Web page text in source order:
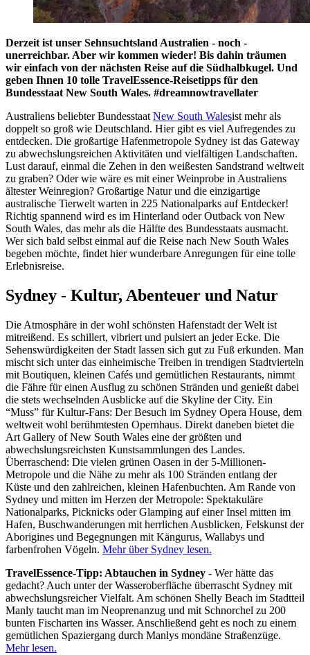
Derzeit ist unser Sehnsuchtsland Australien - noch -
unerreichbar. Aber wir kommen wieder! Bis dahin träumen
wir einfach von der nächsten Reise auf die Südhalbkugel. Und
geben Ihnen 10 tolle TravelEssence-Reisetipps für den
Bundesstaat New South Wales. #dreamnowtravellater
Australiens beliebter BundesstaatNew South Walesist mehr als
doppelt so groß wie Deutschland. Hier gibt es viel Aufregendes zu
entdecken. Die großartige Hafenmetropole Sydney ist das Gateway
zu abwechslungsreichen Aktivitäten und vielfältigen Landschaften.
Lust darauf, einmal die Zehen in den weißesten Sandstrand weltweit
zu graben? Oder wie wäre es mit einer Weinprobe in Australiens
ältester Weinregion? Großartige Natur und die einzigartige
australische Tierwelt warten in 225 Nationalparks auf Entdecker!
Richtig spannend wird es im Hinterland oder Outback von New
South Wales, das mehr als die Hälfte des Bundesstaats ausmacht.
Wer sich bald selbst einmal auf die Reise nach New South Wales
begeben möchte, findet hier wunderbare Anregungen für eine tolle
Erlebnisreise.
Sydney - Kultur, Abenteuer und Natur
Die Atmosphäre in der wohl schönsten Hafenstadt der Welt ist
mitreißend. Es schillert, vibriert und pulsiert an jeder Ecke. Die
Sehenswürdigkeiten der Stadt lassen sich gut zu Fuß erkunden. Man
mischt sich unter das einheimische Treiben in trendigen Stadtvierteln
mit Boutiquen, kleinen Cafés und gemütlichen Restaurants, nimmt
die Fähre für einen Ausflug zu schönen Stränden und genießt dabei
die stets wechselnden Ausblicke auf die Skyline der City. Ein
“Muss” für Kultur-Fans: Der Besuch im Sydney Opera House, dem
weltweit wohl berühmtesten Opernhaus. Direkt daneben bietet die
Art Gallery of New South Wales eine der größten und
abwechslungsreichsten Kunstsammlungen des Landes.
Überraschend: Die vielen grünen Oasen in der 5-Millionen-
Metropole und die Nähe zu mehr als 100 Stränden entlang der
Küste und den zahlreichen, kleinen Hafenbuchten. Am Rande von
Sydney und mitten im Herzen der Metropole: Spektakuläre
Nationalparks, Picknicks oder Glamping auf einer Insel mitten im
Hafen, Buschwanderungen mit herrlichen Ausblicken, Felskunst der
Aborigines und Begegnungen mit Kängurus, Wallabys und
farbenfrohen Vögeln. Mehr über Sydney lesen.
TravelEssence-Tipp: Abtauchen in Sydney - Wer hätte das
gedacht? Auch unter der Wasseroberfläche überrascht Sydney mit
abwechslungsreicher Vielfalt. Am schönen Shelly Beach im Stadtteil
Manly taucht man im Neoprenanzug und mit Schnorchel zu 200
bunten Fischarten ins Wasser. Anschließend geht es noch zu einem
gemütlichen Spaziergang durch Manlys mondäne Straßenzüge.
Mehr lesen.